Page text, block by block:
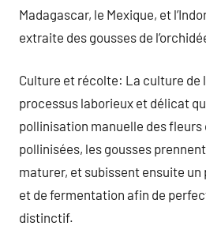
Madagascar, le Mexique, et
extraite des gousses de
Culture et récolte: La culture de
processus laborieux et délicat
pollinisation manuelle des fleurs
pollinisées, les gousses
maturer, et subissent ensuite un
et de fermentation afin de
distinctif.